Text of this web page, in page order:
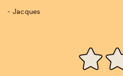
- Jacques